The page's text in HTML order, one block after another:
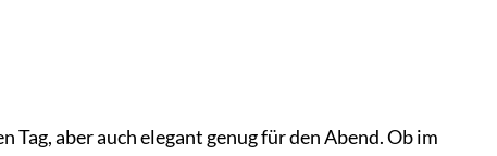
aber auch elegant genug für den Abend. Ob im